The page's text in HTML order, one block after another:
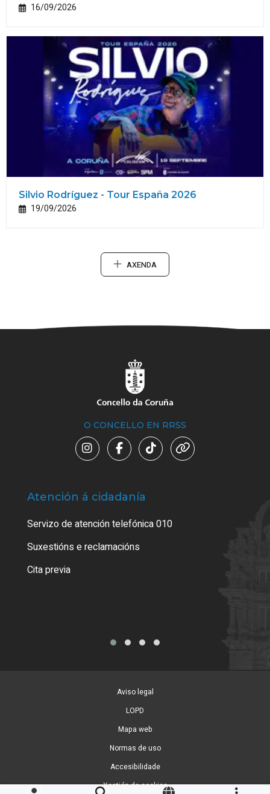
16/09/2026
Silvio Rodríguez - Tour España 2026
19/09/2026
AXENDA
O CONCELLO EN RRSS
Atención á cidadanía
Servizo de atención telefónica 010
Suxestións e reclamacións
Cita previa
Aviso legal
LOPD
Mapa web
Normas de uso
Accesibilidade
Xestión de cookies